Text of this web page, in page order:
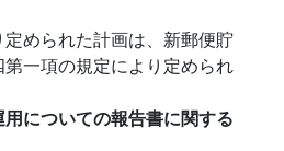
められた計画は、新郵便貯
一項の規定により定められ
用についての報告書に関する